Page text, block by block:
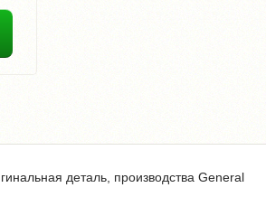
деталь, производства General